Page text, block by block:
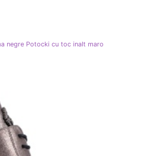
negre Potocki cu toc inalt maro